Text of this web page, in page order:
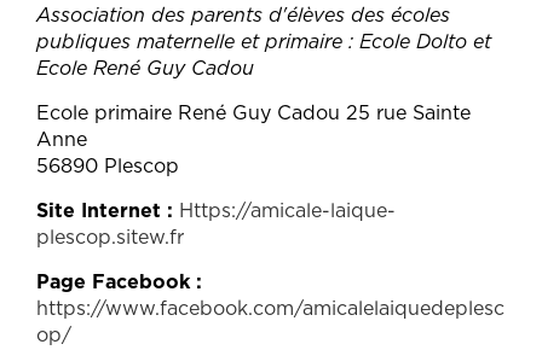
Association des parents d'élèves des écoles
publiques maternelle et primaire : Ecole Dolto et
Ecole René Guy Cadou
Ecole primaire René Guy Cadou 25 rue Sainte
Anne
56890 Plescop
Site Internet
Https://amicale-laique-
plescop.sitew.fr
Page Facebook
https://www.facebook.com/amicalelaiquedeplesc
op/